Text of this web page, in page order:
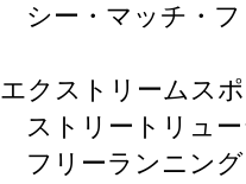
シー・マッチ・
エクストリームス
ストリートリュ
フリーランニン